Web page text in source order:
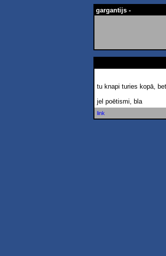
gargantijs -
tu knapi turies kopā,
jel poētismi, bla
link